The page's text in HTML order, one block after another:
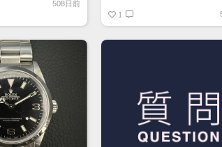
508日前
1